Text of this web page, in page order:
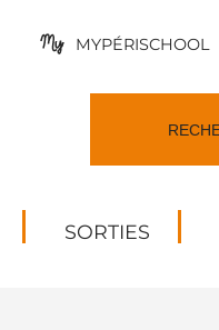
MYPÉRISCHOOL
SORTIES